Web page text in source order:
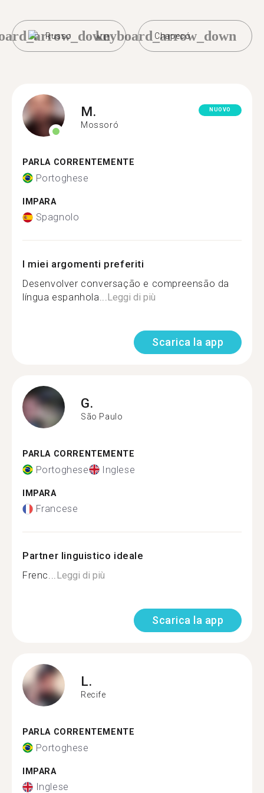
Russo Chapecó
keyboard_arrow_down
M.
Mossoró
NUOVO
PARLA CORRENTEMENTE
Portoghese
IMPARA
Spagnolo
I miei argomenti preferiti
Desenvolver conversação e compreensão da
língua espanhola...Leggi di più
Scarica la app
G.
São Paulo
PARLA CORRENTEMENTE
Portoghese Inglese
IMPARA
Francese
Partner linguistico ideale
Frenc...Leggi di più
Scarica la app
L.
Recife
PARLA CORRENTEMENTE
Portoghese
IMPARA
Inglese